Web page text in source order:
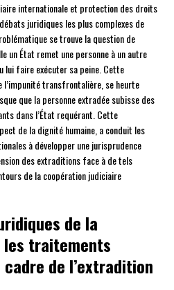
internationale et protection des droits
juridiques les plus complexes de
se trouve la question de
un État remet une personne à un autre
lui faire exécuter sa peine. Cette
transfrontalière, se heurte
que la personne extradée subisse des
dans l’État requérant. Cette
de la dignité humaine, a conduit les
à développer une jurisprudence
des extraditions face à de tels
de la coopération judiciaire
de la
traitements
de l’extradition